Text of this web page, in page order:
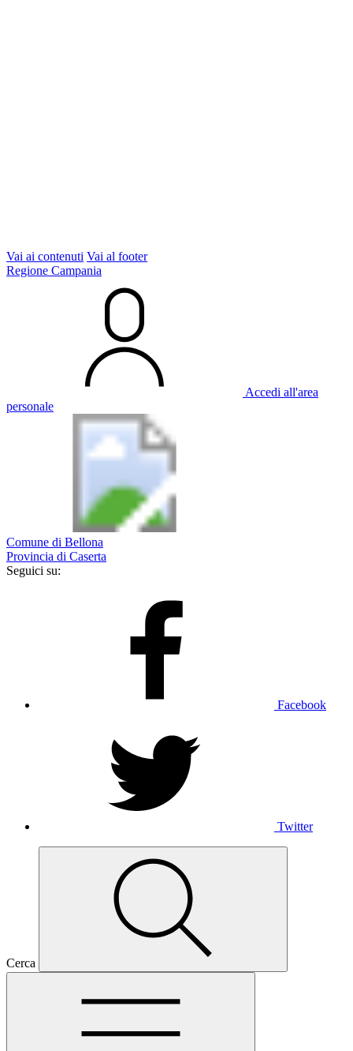
Vai ai contenuti Vai al footer
Regione Campania
Accedi all'area
personale
Comune di Bellona
Provincia di Caserta
Seguici su:
Facebook
Twitter
Cerca